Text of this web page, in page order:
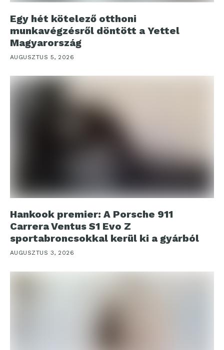
Egy hét kötelező otthoni
munkavégzésről döntött a Yettel
Magyarország
AUGUSZTUS 5, 2026
Hankook premier: A Porsche 911
Carrera Ventus S1 Evo Z
sportabroncsokkal kerül ki a gyárból
AUGUSZTUS 3, 2026